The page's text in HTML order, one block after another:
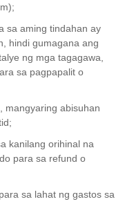
sa aming tindahan ay
hindi gumagana ang
ng mga tagagawa,
sa pagpapalit o
mangyaring abisuhan
kanilang orihinal na
para sa refund o
sa lahat ng gastos sa